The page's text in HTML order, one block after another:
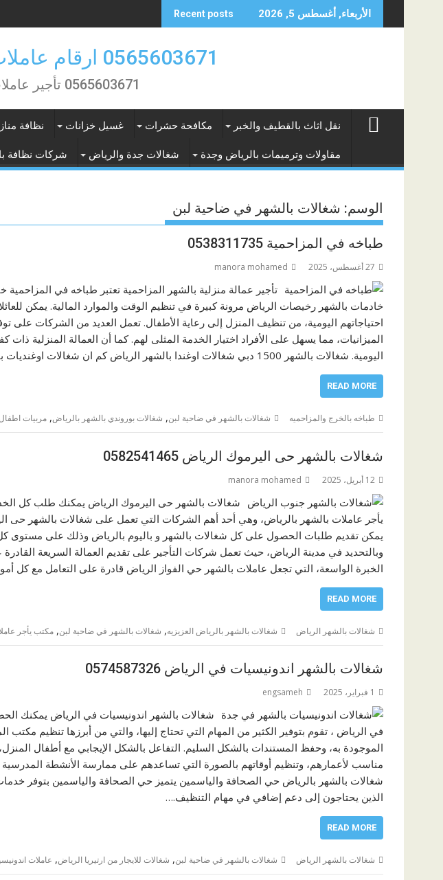
to
الأربعاء, أغسطس 5, 2026 Recent posts
0565603671 ارقام عاملات بالشهر الرياض وجده والدمام
0565603671 تأجير عاملات بالشهر الرياض وجده والدمام
نقل اثاث بالقطيف والخبر مكافحة حشرات غسيل خزانات نظافة
مقاولات وترميمات بالرياض وجدة شغالات جدة والرياض شركات نظافة
الوسم: شغالات بالشهر في ضاحية لبن
طباخه في المزاحمية 0538311735
27 أغسطس، 2025 manora mohamed
تأجير عمالة منزلية بالشهر المزاحمية تعتبر طباخه في المزاحمية
خادمات بالشهر رخيصات الرياض مرونة كبيرة في تنظيم الوقت والموارد المالية. يمكن
احتياجاتهم اليومية، من تنظيف المنزل إلى رعاية الأطفال. تعمل العديد من الشركات على
الميزانيات، مما يسهل على الأفراد اختيار الخدمة المثلى لهم. كما أن العمالة المنزلية ذات
اليومية. شغالات بالشهر 1500 دبي شغالات اوغندا بالشهر الرياض كم ان شغالات اوغنديات بالشهر يمثلن خيارًا مناسبًا لتلبية…
READ MORE
طباخه بالخرج والمزاحميه شغالات بالشهر في ضاحية لبن, شغالات بوروندي بالشهر بالرياض, مربيات
شغالات بالشهر حى اليرموك الرياض 0582541465
12 أبريل، 2025 manora mohamed
شغالات بالشهر حى اليرموك الرياض يمكنك طلب كل
يأجر عاملات بالشهر بالرياض، وهي أحد أهم الشركات التي تعمل على شغالات بالشهر حى
يمكن تقديم طلبات الحصول على كل شغالات بالشهر و باليوم بالرياض وذلك على مستوى كل
وبالتحديد في مدينة الرياض، حيث تعمل شركات التأجير على تقديم العمالة السريعة القادرة
الخبرة الواسعة، التي تجعل عاملات بالشهر حي الفواز الرياض قادرة على التعامل مع كل
READ MORE
شغالات بالشهر الرياض شغالات بالشهر بالرياض العزيزيه, شغالات بالشهر في ضاحية لبن, مكتب يأجر
شغالات بالشهر اندونيسيات في الرياض 0574587326
1 فبراير، 2025 engsameh
شغالات بالشهر اندونيسيات في الرياض يمكنك
في الرياض ، تقوم بتوفير الكثير من المهام التي تحتاج إليها، والتي من أبرزها تنظيم مكتب
الموجودة به، وحفظ المستندات بالشكل السليم. التفاعل بالشكل الإيجابي مع أطفال
مناسب لأعمارهم، وتنظيم أوقاتهم بالصورة التي تساعدهم على ممارسة الأنشطة المدرسية
شغالات بالشهر بالرياض حي الصحافة والياسمين يتميز حي الصحافة والياسمين بتوفر
الذين يحتاجون إلى دعم إضافي في مهام التنظيف.…
READ MORE
شغالات بالشهر الرياض شغالات بالشهر في ضاحية لبن, شغالات للايجار من ارتيريا الرياض, عاملات